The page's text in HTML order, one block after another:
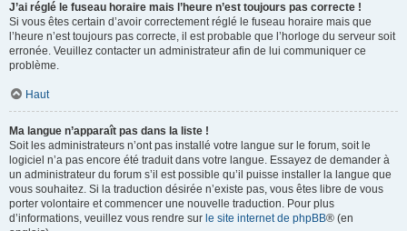
J’ai réglé le fuseau horaire mais l’heure n’est toujours pas correcte !
Si vous êtes certain d’avoir correctement réglé le fuseau horaire mais que
l’heure n’est toujours pas correcte, il est probable que l’horloge du serveur soit
erronée. Veuillez contacter un administrateur afin de lui communiquer ce
problème.
Haut
Ma langue n’apparaît pas dans la liste !
Soit les administrateurs n’ont pas installé votre langue sur le forum, soit le
logiciel n’a pas encore été traduit dans votre langue. Essayez de demander à
un administrateur du forum s’il est possible qu’il puisse installer la langue que
vous souhaitez. Si la traduction désirée n’existe pas, vous êtes libre de vous
porter volontaire et commencer une nouvelle traduction. Pour plus
d’informations, veuillez vous rendre sur le site internet de phpBB® (en